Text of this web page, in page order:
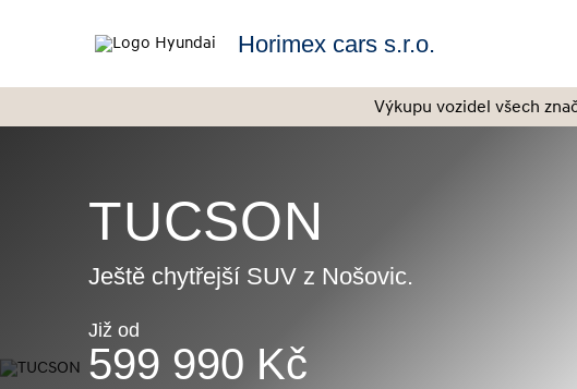
Horimex cars s.r.o.
Výkupu vozidel všech
TUCSON
Ještě chytřejší SUV z Nošovic.
Již od
599 990 Kč